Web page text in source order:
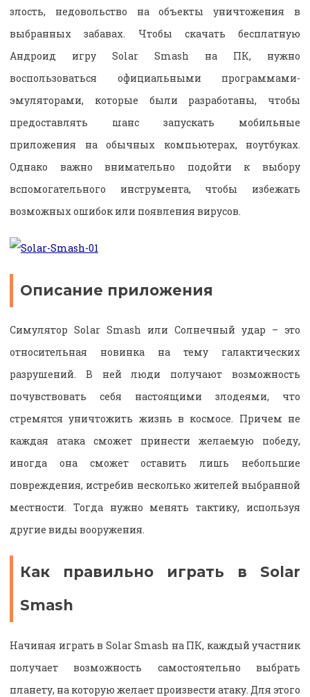
злость, недовольство на объекты уничтожения в
выбранных забавах. Чтобы скачать бесплатную
Андроид игру Solar Smash на ПК, нужно
воспользоваться официальными программами-
эмуляторами, которые были разработаны, чтобы
предоставлять шанс запускать мобильные
приложения на обычных компьютерах, ноутбуках.
Однако важно внимательно подойти к выбору
вспомогательного инструмента, чтобы избежать
возможных ошибок или появления вирусов.
Описание приложения
Симулятор Solar Smash или Солнечный удар – это
относительная новинка на тему галактических
разрушений. В ней люди получают возможность
почувствовать себя настоящими злодеями, что
стремятся уничтожить жизнь в космосе. Причем не
каждая атака сможет принести желаемую победу,
иногда она сможет оставить лишь небольшие
повреждения, истребив несколько жителей выбранной
местности. Тогда нужно менять тактику, используя
другие виды вооружения.
Как правильно играть в Solar
Smash
Начиная играть в Solar Smash на ПК, каждый участник
получает возможность самостоятельно выбрать
планету, на которую желает произвести атаку. Для этого